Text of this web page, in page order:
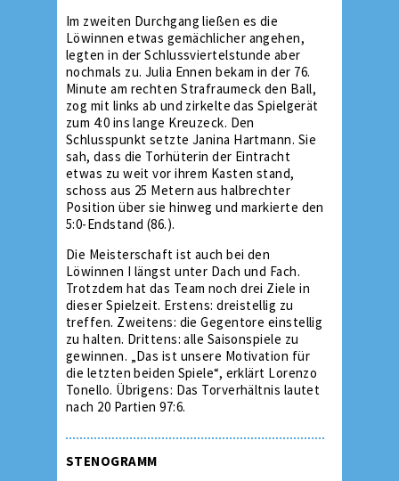
Im zweiten Durchgang ließen es die
Löwinnen etwas gemächlicher angehen,
legten in der Schlussviertelstunde aber
nochmals zu. Julia Ennen bekam in der 76.
Minute am rechten Strafraumeck den Ball,
zog mit links ab und zirkelte das Spielgerät
zum 4:0 ins lange Kreuzeck. Den
Schlusspunkt setzte Janina Hartmann. Sie
sah, dass die Torhüterin der Eintracht
etwas zu weit vor ihrem Kasten stand,
schoss aus 25 Metern aus halbrechter
Position über sie hinweg und markierte den
5:0-Endstand (86.).
Die Meisterschaft ist auch bei den
Löwinnen I längst unter Dach und Fach.
Trotzdem hat das Team noch drei Ziele in
dieser Spielzeit. Erstens: dreistellig zu
treffen. Zweitens: die Gegentore einstellig
zu halten. Drittens: alle Saisonspiele zu
gewinnen. „Das ist unsere Motivation für
die letzten beiden Spiele“, erklärt Lorenzo
Tonello. Übrigens: Das Torverhältnis lautet
nach 20 Partien 97:6.
STENOGRAMM